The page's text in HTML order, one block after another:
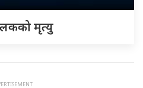
मृत्यु